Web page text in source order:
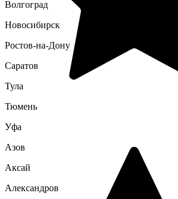
Волгоград
Новосибирск
Ростов-на-Дону
Саратов
Тула
Тюмень
Уфа
Азов
Аксай
Александров